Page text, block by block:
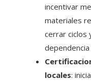
incentivar
materiales
cerrar ciclos
locales: